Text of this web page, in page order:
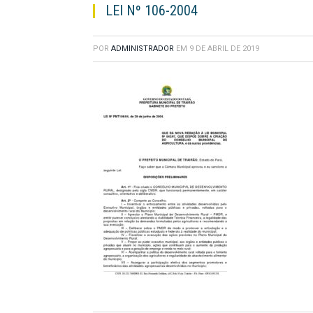
LEI Nº 106-2004
POR ADMINISTRADOR EM 9 DE ABRIL DE 2019